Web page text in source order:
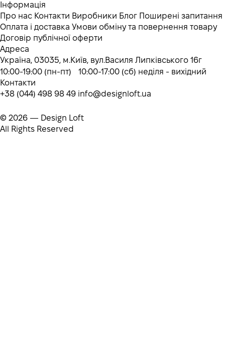
Інформація
Про нас Контакти Виробники Блог Поширені запитання
Оплата і доставка Умови обміну та повернення товару
Договір публічної оферти
Адреса
Україна, 03035, м.Київ, вул.Василя Липківського 16г
10:00-19:00 (пн-пт) 10:00-17:00 (сб) неділя - вихідний
Контакти
+38 (044) 498 98 49 info@designloft.ua
© 2026 — Design Loft
All Rights Reserved